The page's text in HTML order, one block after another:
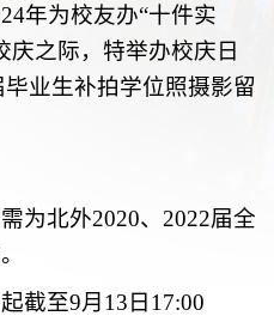
年为校友办“十件实
庆之际，特举办校庆日
毕业生补拍学位照摄影留
需为北外2020、2022届全
截至9月 13日17:00